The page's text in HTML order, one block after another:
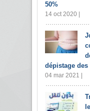
50%
14 oct 2020 |
dépistage
04 mar 2021 |